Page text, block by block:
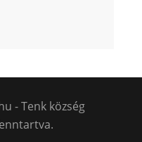
- Tenk község